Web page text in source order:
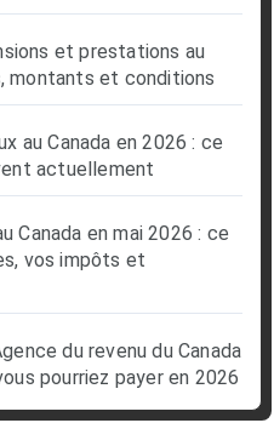
et prestations au
montants et conditions
au Canada en 2026 : ce
actuellement
Canada en mai 2026 : ce
vos impôts et
du revenu du Canada
pourriez payer en 2026